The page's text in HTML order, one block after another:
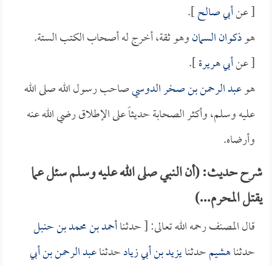
[ عنأبي صالح].
هوذكوان السمانوهو ثقة، أخرج له أصحاب الكتب الستة.
[ عنأبي هريرة].
هوعبد الرحمن بن صخر الدوسيصاحب رسول الله صلى الله
عليه وسلم، وأكثر الصحابة حديثاً على الإطلاق رضي الله عنه
وأرضاه.
شرح حديث: (أن النبي صلى الله عليه وسلم سئل عما
يقتل المحرم...)
قال المصنف رحمه الله تعالى: [ حدثناأحمد بن محمد بن حنبل
حدثناهشيمحدثنايزيد بن أبي زيادحدثناعبد الرحمن بن أبي